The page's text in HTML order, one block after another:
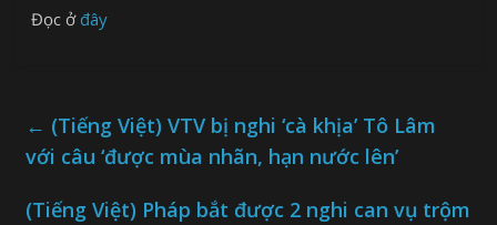
Đọc ởđây
← (Tiếng Việt) VTV bị nghi ‘cà khịa’ Tô Lâm
với câu ‘được mùa nhãn, hạn nước lên’
(Tiếng Việt) Pháp bắt được 2 nghi can vụ trộm